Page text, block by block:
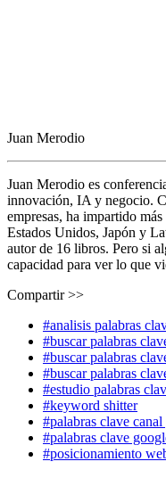
Juan Merodio
Juan Merodio es
innovación, IA y negocio.
empresas, ha impartido
Estados Unidos, Japón y
autor de 16 libros. Pero si
capacidad para ver lo que
Compartir >>
#analisis palabras
#buscar palabras
#buscar palabras
#buscar palabras
#estudio palabras
#keyword shitter
#palabras clave
#palabras clave
#posicionamiento